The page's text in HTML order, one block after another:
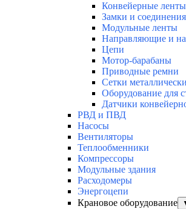
Конвейерные ленты
Замки и соединения
Модульные ленты
Направляющие и
Цепи
Мотор-барабаны
Приводные ремни
Сетки
Оборудование для
Датчики
РВД и ПВД
Насосы
Вентиляторы
Теплообменники
Компрессоры
Модульные здания
Расходомеры
Энергоцепи
Крановое оборудование